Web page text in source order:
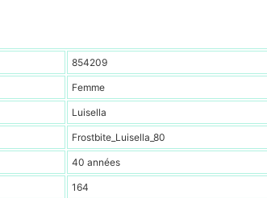
854209
Femme
Luisella
Frostbite_Luisella_80
40 années
164